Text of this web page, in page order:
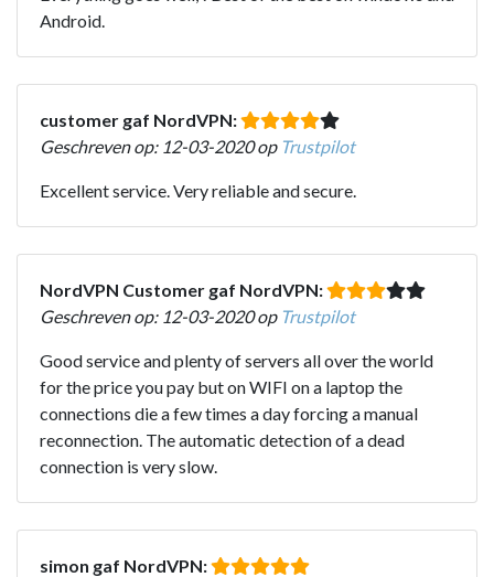
Android.
customer gaf NordVPN:
Geschreven op: 12-03-2020 op Trustpilot
Excellent service. Very reliable and secure.
NordVPN Customer gaf NordVPN:
Geschreven op: 12-03-2020 op Trustpilot
Good service and plenty of servers all over the world
for the price you pay but on WIFI on a laptop the
connections die a few times a day forcing a manual
reconnection. The automatic detection of a dead
connection is very slow.
simon gaf NordVPN: